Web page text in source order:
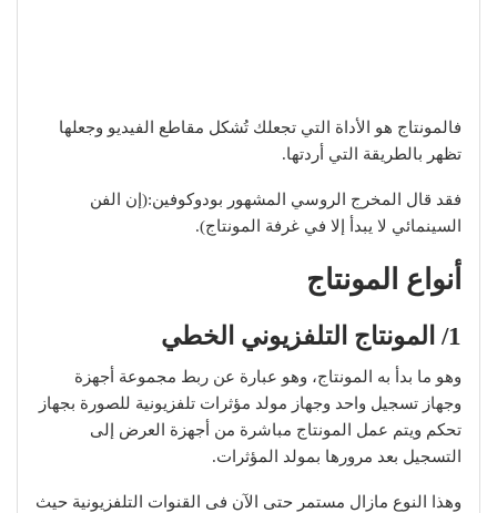
فالمونتاج هو الأداة التي تجعلك تُشكل مقاطع الفيديو وجعلها
تظهر بالطريقة التي أردتها.
فقد قال المخرج الروسي المشهور بودوكوفين:(إن الفن
السينمائي لا يبدأ إلا في غرفة المونتاج).
أنواع المونتاج
1/ المونتاج التلفزيوني الخطي
وهو ما بدأ به المونتاج، وهو عبارة عن ربط مجموعة أجهزة
وجهاز تسجيل واحد وجهاز مولد مؤثرات تلفزيونية للصورة بجهاز
تحكم ويتم عمل المونتاج مباشرة من أجهزة العرض إلى
التسجيل بعد مرورها بمولد المؤثرات.
وهذا النوع مازال مستمر حتى الآن فى القنوات التلفزيونية حيث